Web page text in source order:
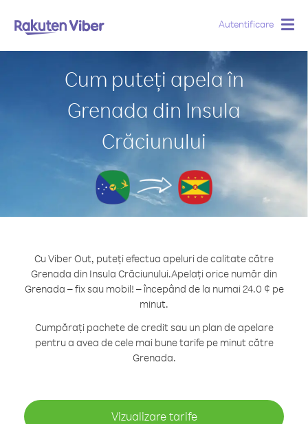
Autentificare
Cum puteți apela în
Grenada din Insula
Crăciunului
Cu Viber Out, puteți efectua apeluri de calitate către
Grenada din Insula Crăciunului.Apelați orice număr din
Grenada – fix sau mobil! – începând de la numai 24.0 ¢ pe
minut.
Cumpărați pachete de credit sau un plan de apelare
pentru a avea de cele mai bune tarife pe minut către
Grenada.
Vizualizare tarife